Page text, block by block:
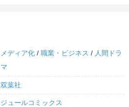
メディア化 /職業・ビジネス / 人間ドラ
マ
双葉社
ジュールコミックス